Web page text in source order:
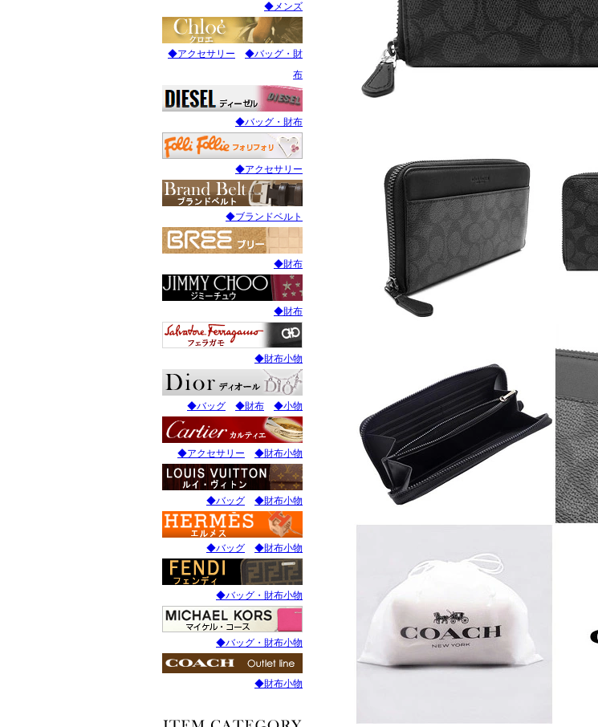
◆メンズ
◆アクセサリー
◆バッグ・財
布
◆バッグ・財布
◆アクセサリー
◆ブランドベルト
◆財布
◆財布
◆財布小物
◆バッグ ◆財布 ◆小物
◆アクセサリー ◆財布小物
◆バッグ ◆財布小物
◆バッグ ◆財布小物
◆バッグ・財布小物
◆バッグ・財布小物
◆財布小物